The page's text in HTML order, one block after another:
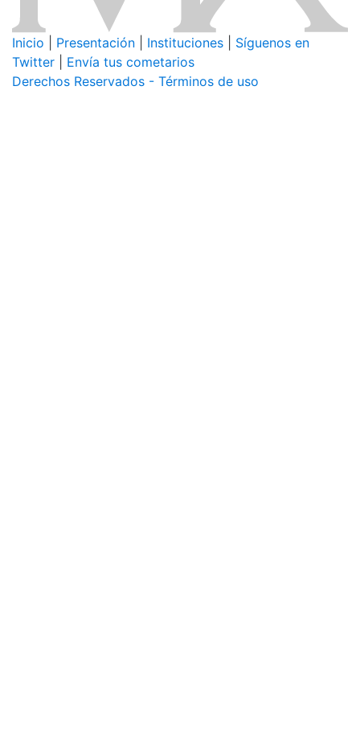
Inicio Presentación Instituciones
Síguenos en
Twitter
Envía tus cometarios
Derechos Reservados - Términos de uso